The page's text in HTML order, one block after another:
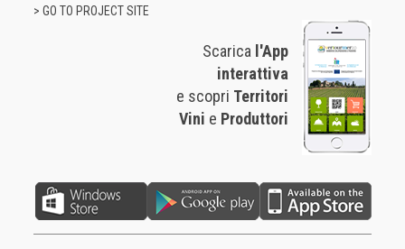
> GO TO PROJECT SITE
Scarica l'App
interattiva
e scopri Territori
Vini e Produttori